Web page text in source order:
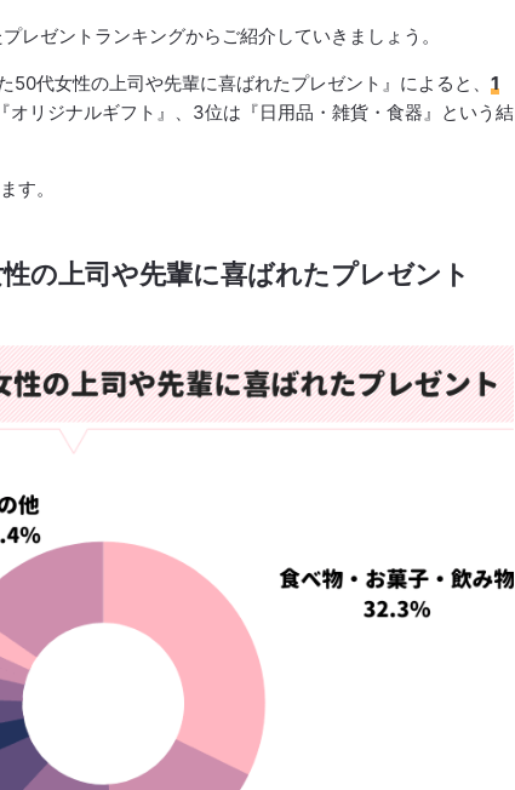
レゼントランキングからご紹介していきましょう。
代女性の上司や先輩に喜ばれたプレゼント』によると、 1
オリジナルギフト』、3位は『日用品・雑貨・食器』という結
す。
の上司や先輩に喜ばれたプレゼント